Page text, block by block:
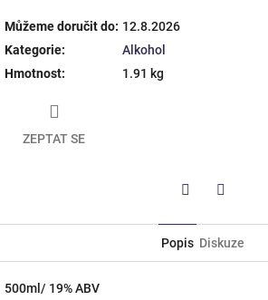
Můžeme doručit do: 12.8.2026
Kategorie:
Alkohol
Hmotnost: 1.91 kg
ZEPTAT SE
Popis Diskuze
500ml/ 19% ABV